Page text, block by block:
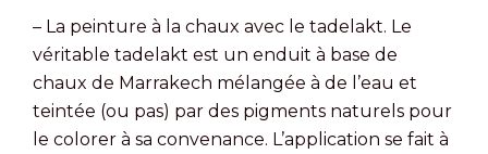
– La peinture à la chaux avec le tadelakt. Le
véritable tadelakt est un enduit à base de
chaux de Marrakech mélangée à de l’eau et
teintée (ou pas) par des pigments naturels pour
le colorer à sa convenance. L’application se fait à